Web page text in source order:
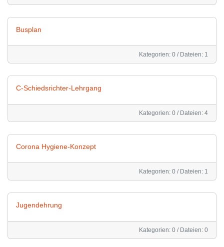
Busplan
Kategorien: 0 / Dateien: 1
C-Schiedsrichter-Lehrgang
Kategorien: 0 / Dateien: 4
Corona Hygiene-Konzept
Kategorien: 0 / Dateien: 1
Jugendehrung
Kategorien: 0 / Dateien: 0